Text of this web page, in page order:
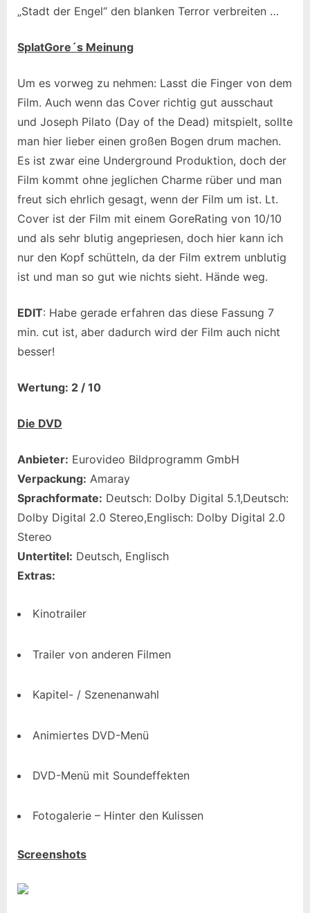
„Stadt der Engel“ den blanken Terror verbreiten …
SplatGore´s Meinung
Um es vorweg zu nehmen: Lasst die Finger von dem
Film. Auch wenn das Cover richtig gut ausschaut
und Joseph Pilato (Day of the Dead) mitspielt, sollte
man hier lieber einen großen Bogen drum machen.
Es ist zwar eine Underground Produktion, doch der
Film kommt ohne jeglichen Charme rüber und man
freut sich ehrlich gesagt, wenn der Film um ist. Lt.
Cover ist der Film mit einem GoreRating von 10/10
und als sehr blutig angepriesen, doch hier kann ich
nur den Kopf schütteln, da der Film extrem unblutig
ist und man so gut wie nichts sieht. Hände weg.
EDIT: Habe gerade erfahren das diese Fassung 7
min. cut ist, aber dadurch wird der Film auch nicht
besser!
Wertung: 2 / 10
Die DVD
Anbieter: Eurovideo Bildprogramm GmbH
Verpackung: Amaray
Sprachformate: Deutsch: Dolby Digital 5.1,Deutsch:
Dolby Digital 2.0 Stereo,Englisch: Dolby Digital 2.0
Stereo
Untertitel: Deutsch, Englisch
Extras:
Kinotrailer
Trailer von anderen Filmen
Kapitel- / Szenenanwahl
Animiertes DVD-Menü
DVD-Menü mit Soundeffekten
Fotogalerie – Hinter den Kulissen
Screenshots